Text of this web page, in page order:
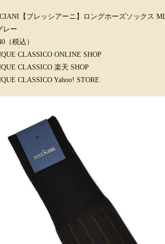
【ブレッシアーニ】ロングホーズソックス
レー
（税込）
CLASSICO ONLINE SHOP
CLASSICO 楽天 SHOP
CLASSICO Yahoo! STORE